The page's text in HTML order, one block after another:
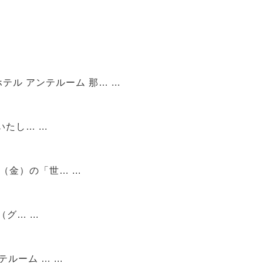
時を重ねて変化する事象を捉える金城徹と、存在の本質を描く園田明華。二人の作家による二人展「在る風景」を、ホテル アンテルーム 那… ...
沖縄県出身のデザイナーISSEI HIGAによるアパレルブランド「HIGA」POPUPをホテル アンテルーム 那覇にて開催いたし… ...
ホテルアンテルーム那覇は、国際的な環境認証「グリーンキー（GREEN KEY）」取得ホテルとして、2026年6月5日（金）の「世… ...
ホテル アンテルーム 那覇では、世界中で広がる Coffee Rave カルチャーに着想を得たコミュニティイベントGRIND（グ… ...
大人の女性のためのヘアジュエリー、PLUIE(プリュイ)。 沖縄では11回目の開催となる期間限定販売会をホテル アンテルーム … ...